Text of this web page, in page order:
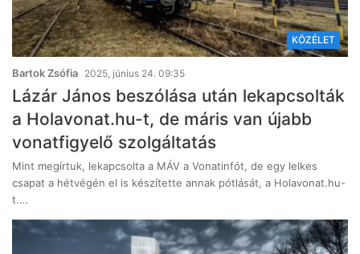
KÖZÉLET
Bartok Zsófia 2025, június 24. 09:35
Lázár János beszólása után lekapcsolták
a Holavonat.hu-t, de máris van újabb
vonatfigyelő szolgáltatás
Mint megírtuk, lekapcsolta a MÁV a Vonatinfót, de egy lelkes
csapat a hétvégén el is készítette annak pótlását, a Holavonat.hu-
t.…